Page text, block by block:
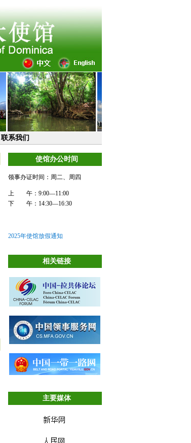
联系我们
使馆办公时间
领事办证时间：周二、周四
上 午：9:00—11:00
下 午：14:30—16:30
2025年使馆放假通知
相关链接
主要媒体